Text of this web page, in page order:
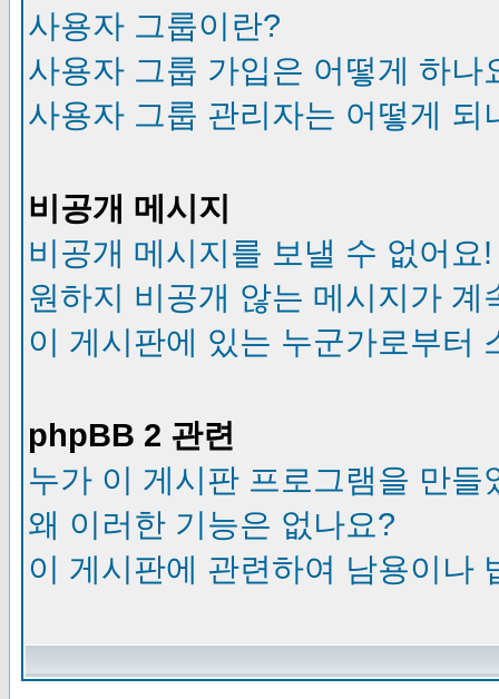
사용자 그룹이란?
사용자 그룹 가입은 어떻게 하나
사용자 그룹 관리자는 어떻게 되
비공개 메시지
비공개 메시지를 보낼 수 없어요!
원하지 비공개 않는 메시지가 계
이 게시판에 있는 누군가로부터
phpBB 2 관련
누가 이 게시판 프로그램을 만들
왜 이러한 기능은 없나요?
이 게시판에 관련하여 남용이나